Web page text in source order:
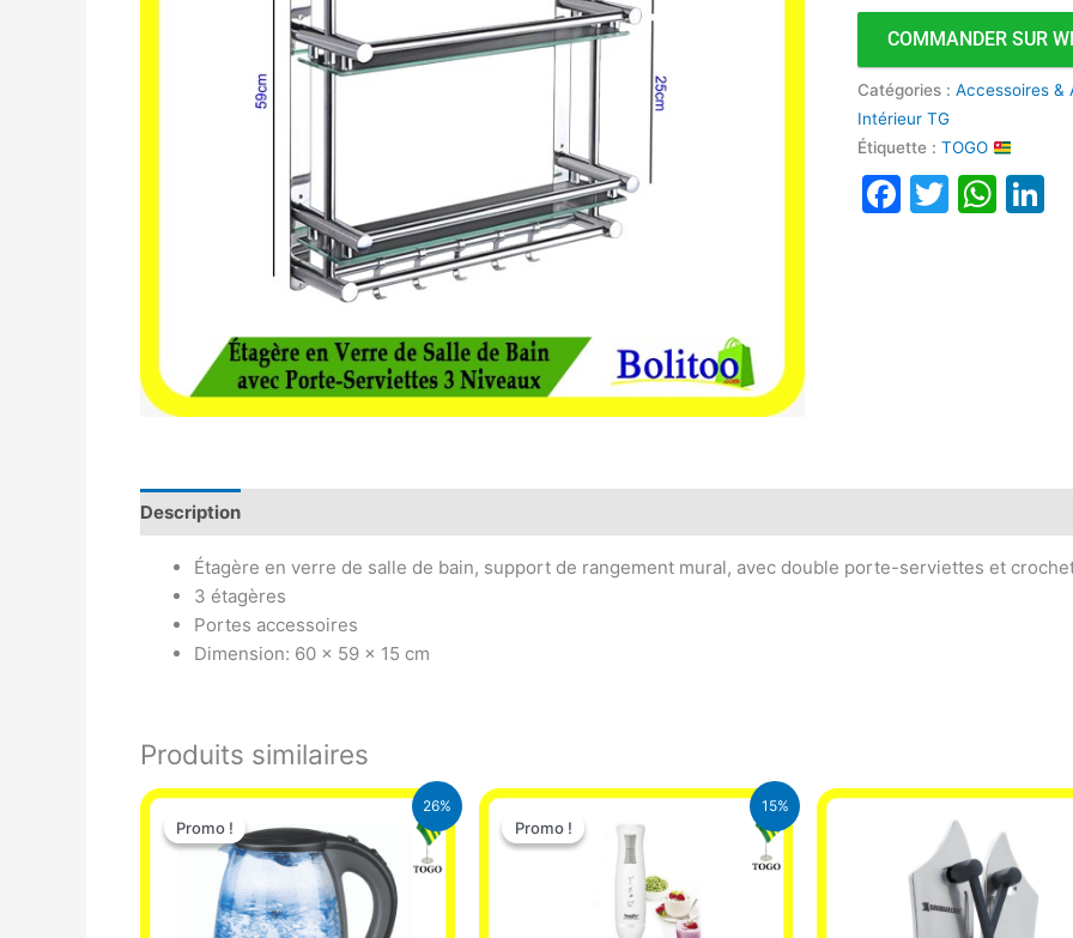
Porte-
serviettes
COMMANDER SUR
Catégories :Accessoires &
Intérieur TG
Étiquette :TOGO
Facebook
Twitter
Description
Étagère en verre de salle de bain, support de rangement mural, avec double porte-serviettes et
3 étagères
Portes accessoires
Dimension: 60 x 59 x 15 cm
Produits similaires
26%
Promo !
Promo !
Le
initial
était :
16.900 CFA.
Le
actuel
est :
12.500 CFA.
15%
Promo !
Promo !
Le
initial
12.900 CFA.
Le
11.000 CFA.